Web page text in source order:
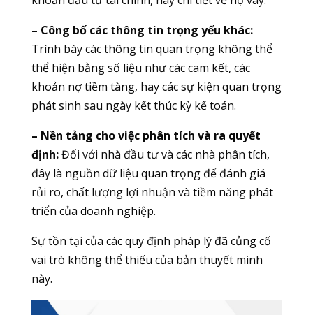
– Công bố các thông tin trọng yếu khác:
Trình bày các thông tin quan trọng không thể
thể hiện bằng số liệu như các cam kết, các
khoản nợ tiềm tàng, hay các sự kiện quan trọng
phát sinh sau ngày kết thúc kỳ kế toán.
– Nền tảng cho việc phân tích và ra quyết
định:Đối với nhà đầu tư và các nhà phân tích,
đây là nguồn dữ liệu quan trọng để đánh giá
rủi ro, chất lượng lợi nhuận và tiềm năng phát
triển của doanh nghiệp.
Sự tồn tại của các quy định pháp lý đã củng cố
vai trò không thể thiếu của bản thuyết minh
này.